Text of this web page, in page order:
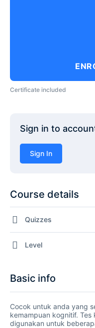
Certificate included
Sign in to
Sign In
Course details
Quizzes
Level
Basic info
Cocok untuk anda yang
kemampuan kognitif. Tes
digunakan untuk